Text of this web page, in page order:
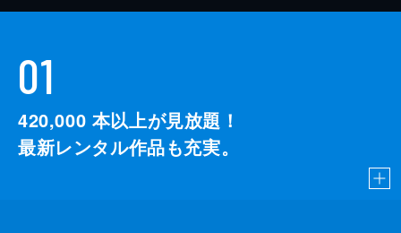
01
420,000 本以上が見放題！
最新レンタル作品も充実。